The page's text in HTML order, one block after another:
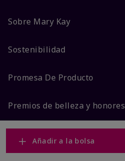
Añadir a la bolsa
Sobre Mary Kay
Sostenibilidad
Promesa De Producto
Premios de belleza y honores